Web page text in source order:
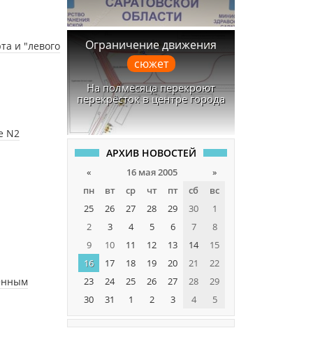
и "левого
N2
Ограничение движения
сюжет
На полмесяца перекроют
перекрёсток в центре города
АРХИВ НОВОСТЕЙ
« 16 мая 2005
»
пн
вт ср чт пт сб
вс
25
26 27 28 29 30
1
2
3 4 5 6 7
8
9
10 11 12 13 14
15
16
17 18 19 20 21
22
23
24 25 26 27 28
29
30
31 1 2 3 4 5